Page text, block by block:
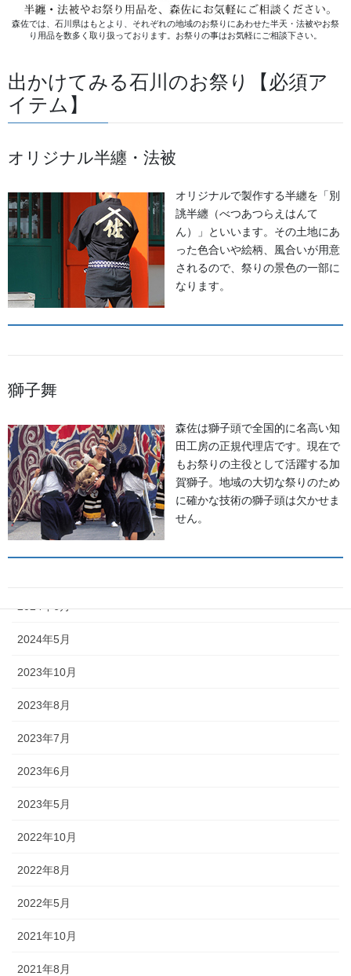
獅子舞・衣裳・別仕立・小物
提灯 祭
幕・のぼり
生地
足袋,腹掛・股引、手拭
お知らせ
2026年8月
2026年7月
2025年7月
2025年6月
2025年5月
2024年11月
2024年6月
2024年5月
2023年10月
2023年8月
2023年7月
2023年6月
2023年5月
2022年10月
2022年8月
2022年5月
2021年10月
2021年8月
森佐では、石川県はもとより、それぞれの地域のお祭りにあわせた半天・法被やお祭
り用品を数多く取り扱っております。お祭りの事はお気軽にご相談下さい。
出かけてみる石川のお祭り【必須ア
イテム】
オリジナル半纏・法被
オリジナルで製作する半纏を「別
誂半纏（べつあつらえはんて
ん）」といいます。その土地にあ
った色合いや絵柄、風合いが用意
されるので、祭りの景色の一部に
なります。
獅子舞
森佐は獅子頭で全国的に名高い知
田工房の正規代理店です。現在で
もお祭りの主役として活躍する加
賀獅子。地域の大切な祭りのため
に確かな技術の獅子頭は欠かせま
せん。